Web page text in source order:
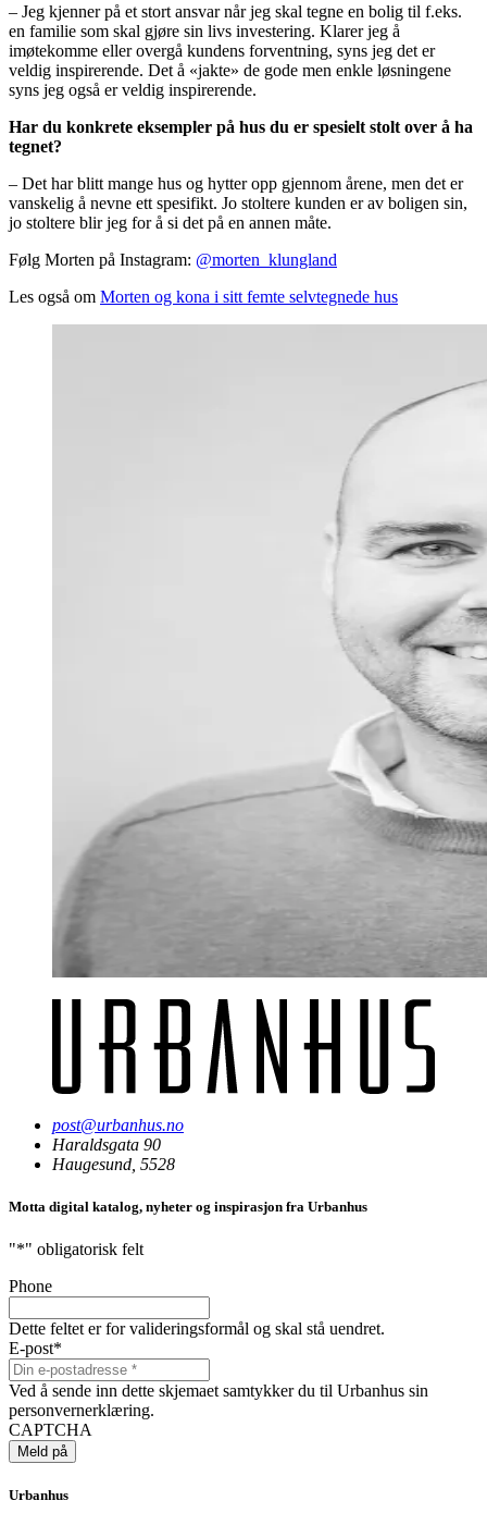
– Jeg kjenner på et stort ansvar når jeg skal tegne en bolig til f.eks.
en familie som skal gjøre sin livs investering. Klarer jeg å
imøtekomme eller overgå kundens forventning, syns jeg det er
veldig inspirerende. Det å «jakte» de gode men enkle løsningene
syns jeg også er veldig inspirerende.
Har du konkrete eksempler på hus du er spesielt stolt over å ha
tegnet?
– Det har blitt mange hus og hytter opp gjennom årene, men det er
vanskelig å nevne ett spesifikt. Jo stoltere kunden er av boligen sin,
jo stoltere blir jeg for å si det på en annen måte.
Følg Morten på Instagram: @morten_klungland
Les også om Morten og kona i sitt femte selvtegnede hus
post@urbanhus.no
Haraldsgata 90
Haugesund, 5528
Motta digital katalog, nyheter og inspirasjon fra Urbanhus
"*" obligatorisk felt
Phone
Dette feltet er for valideringsformål og skal stå uendret.
E-post*
Ved å sende inn dette skjemaet samtykker du til Urbanhus sin
personvernerklæring.
CAPTCHA
Urbanhus